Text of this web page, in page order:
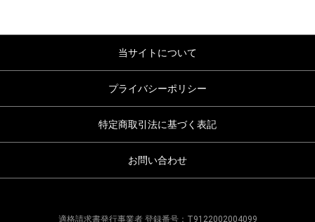
当サイトについて
プライバシーポリシー
特定商取引法に基づく表記
お問い合わせ
適格請求書発行事業者 登録番号：T9122002004099